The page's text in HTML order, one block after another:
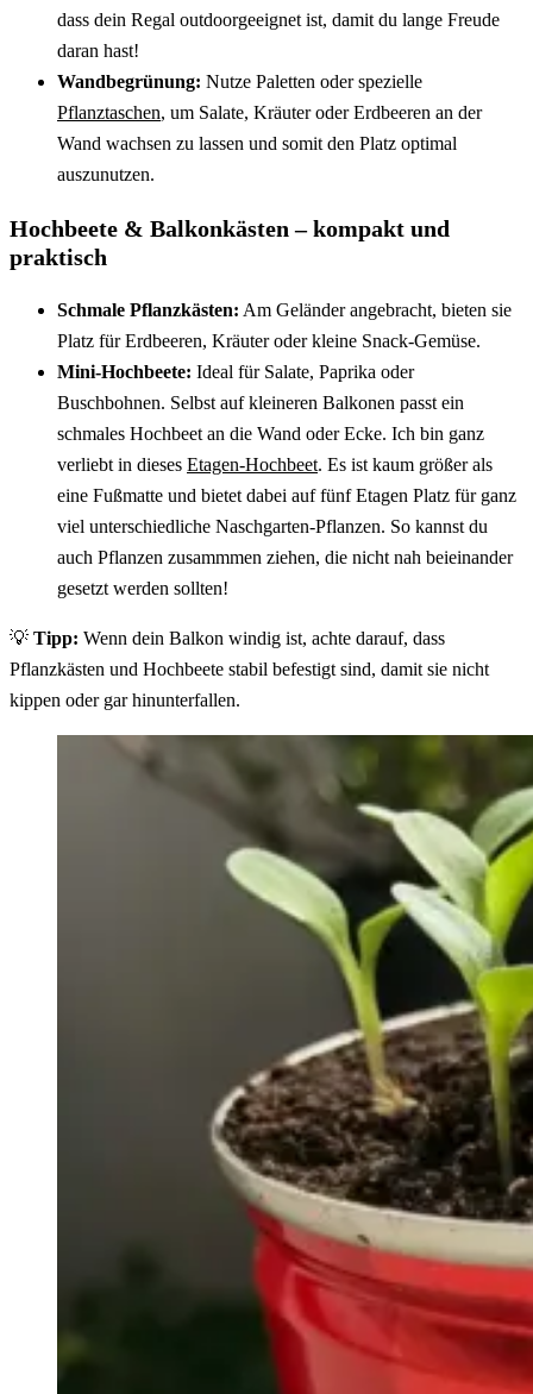
dass dein Regal outdoorgeeignet ist, damit du lange Freude
daran hast!
Wandbegrünung: Nutze Paletten oder spezielle
Pflanztaschen, um Salate, Kräuter oder Erdbeeren an der
Wand wachsen zu lassen und somit den Platz optimal
auszunutzen.
Hochbeete & Balkonkästen – kompakt und
praktisch
Schmale Pflanzkästen: Am Geländer angebracht, bieten sie
Platz für Erdbeeren, Kräuter oder kleine Snack-Gemüse.
Mini-Hochbeete: Ideal für Salate, Paprika oder
Buschbohnen. Selbst auf kleineren Balkonen passt ein
schmales Hochbeet an die Wand oder Ecke. Ich bin ganz
verliebt in dieses Etagen-Hochbeet. Es ist kaum größer als
eine Fußmatte und bietet dabei auf fünf Etagen Platz für ganz
viel unterschiedliche Naschgarten-Pflanzen. So kannst du
auch Pflanzen zusammmen ziehen, die nicht nah beieinander
gesetzt werden sollten!
💡 Tipp: Wenn dein Balkon windig ist, achte darauf, dass
Pflanzkästen und Hochbeete stabil befestigt sind, damit sie nicht
kippen oder gar hinunterfallen.